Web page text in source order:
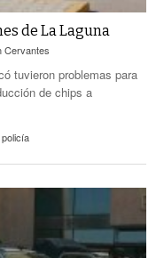
de La Laguna
Cervantes
tuvieron problemas para
de chips a